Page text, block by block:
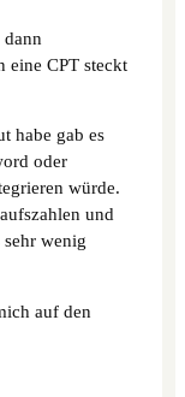
eine CPT steckt
habe gab es
oder
würde.
und
wenig
auf den